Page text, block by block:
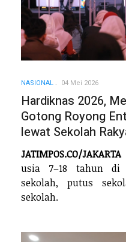
NASIONAL 04 Mei 2026
Hardiknas 2026,
Gotong Royong
lewat Sekolah
JATIMPOS.CO/
usia 7–18 tahun di
sekolah, putus
sekolah.